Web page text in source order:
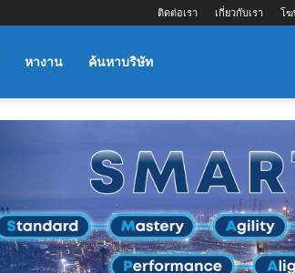
ติดต่อเรา เกี่ยวกับเรา โฆ
หางาน ค้นหาบริษัท